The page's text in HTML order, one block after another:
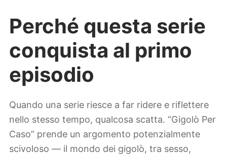
Perché questa serie
conquista al primo
episodio
Quando una serie riesce a far ridere e riflettere
nello stesso tempo, qualcosa scatta. “Gigolò Per
Caso” prende un argomento potenzialmente
scivoloso — il mondo dei gigolò, tra sesso,